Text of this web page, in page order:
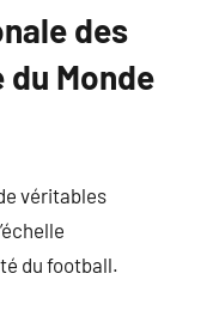
des
Monde
véritables
du football.